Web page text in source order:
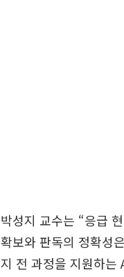
박성지 교수는 “응급
확보와 판독의 정확성
지 전 과정을 지원하는